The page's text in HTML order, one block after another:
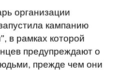
организации
кампанию
в рамках которой
предупреждают о
прежде чем они